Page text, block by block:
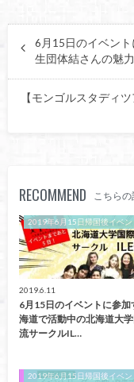
6月15日のイベン
生団体結さんの魅
【モンゴルスタディ
RECOMMEND こちらの
2019年6月15日帰国後イベン
2019.6.11
6月15日のイベントに参加
海道で活動中の北海道大
流サークルIL…
2019年6月15日帰国後イベン